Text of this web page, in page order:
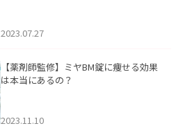
2023.07.27
【薬剤師監修】ミヤBM錠に痩せる効果
は本当にあるの？
2023.11.10